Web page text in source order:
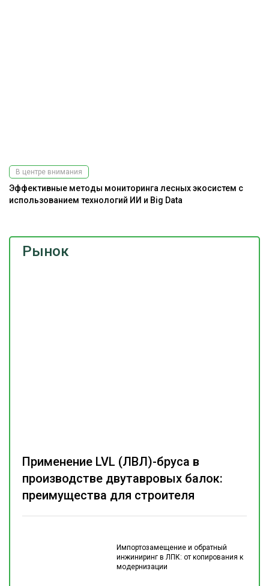
Рынок
Импортозамещение и обратный
инжиниринг в ЛПК: от копирования к
модернизации
Применение LVL (ЛВЛ)-бруса в
производстве двутавровых балок:
преимущества для строителя
В центре внимания
Эффективные методы мониторинга лесных экосистем с
использованием технологий ИИ и Big Data